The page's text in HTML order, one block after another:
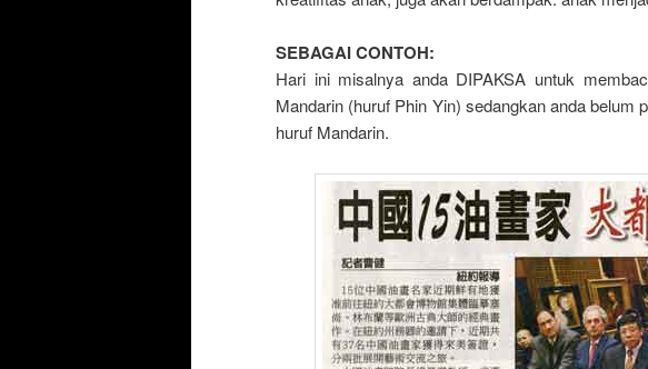
SEBAGAI CONTOH:
Hari ini misalnya anda DIPAKSA untuk
Mandarin (huruf Phin Yin) sedangkan anda belum
huruf Mandarin.